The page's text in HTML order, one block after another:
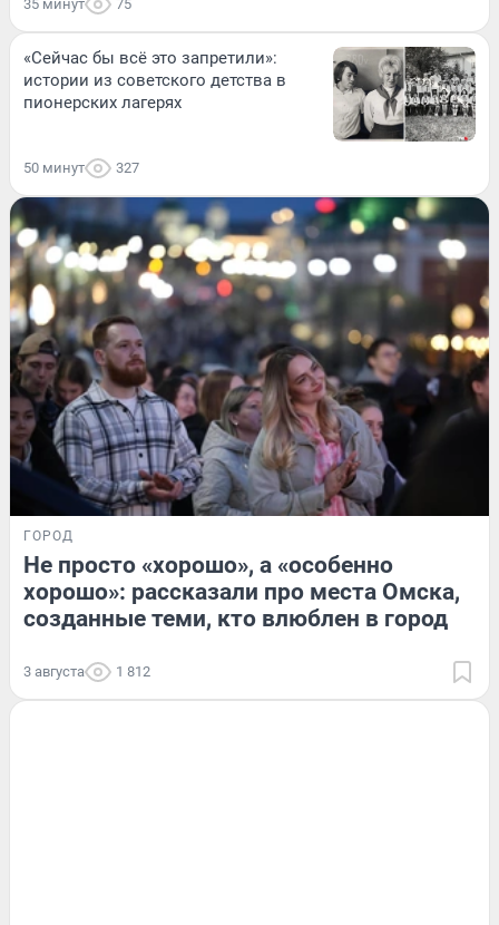
35 минут 75
«Сейчас бы всё это запретили»:
истории из советского детства в
пионерских лагерях
50 минут 327
ГОРОД
Не просто «хорошо», а «особенно
хорошо»: рассказали про места Омска,
созданные теми, кто влюблен в город
3 августа 1 812